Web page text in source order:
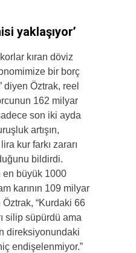
yaklaşıyor’
kıran döviz
bir borç
diyen Öztrak, reel
162 milyar
son iki ayda
artışın,
kur farkı zararı
bildirdi.
en büyük 1000
karının 109 milyar
“Kurdaki 66
silip süpürdü ama
direksiyonundaki
endişelenmiyor.”